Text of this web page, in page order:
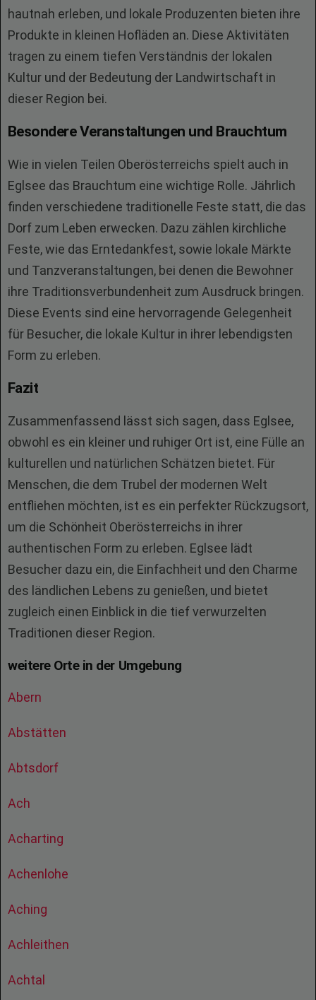
hautnah erleben, und lokale Produzenten bieten ihre
Produkte in kleinen Hofläden an. Diese Aktivitäten
tragen zu einem tiefen Verständnis der lokalen
Kultur und der Bedeutung der Landwirtschaft in
dieser Region bei.
Besondere Veranstaltungen und Brauchtum
Wie in vielen Teilen Oberösterreichs spielt auch in
Eglsee das Brauchtum eine wichtige Rolle. Jährlich
finden verschiedene traditionelle Feste statt, die das
Dorf zum Leben erwecken. Dazu zählen kirchliche
Feste, wie das Erntedankfest, sowie lokale Märkte
und Tanzveranstaltungen, bei denen die Bewohner
ihre Traditionsverbundenheit zum Ausdruck bringen.
Diese Events sind eine hervorragende Gelegenheit
für Besucher, die lokale Kultur in ihrer lebendigsten
Form zu erleben.
Fazit
Zusammenfassend lässt sich sagen, dass Eglsee,
obwohl es ein kleiner und ruhiger Ort ist, eine Fülle an
kulturellen und natürlichen Schätzen bietet. Für
Menschen, die dem Trubel der modernen Welt
entfliehen möchten, ist es ein perfekter Rückzugsort,
um die Schönheit Oberösterreichs in ihrer
authentischen Form zu erleben. Eglsee lädt
Besucher dazu ein, die Einfachheit und den Charme
des ländlichen Lebens zu genießen, und bietet
zugleich einen Einblick in die tief verwurzelten
Traditionen dieser Region.
weitere Orte in der Umgebung
Abern
Abstätten
Abtsdorf
Ach
Acharting
Achenlohe
Aching
Achleithen
Achtal